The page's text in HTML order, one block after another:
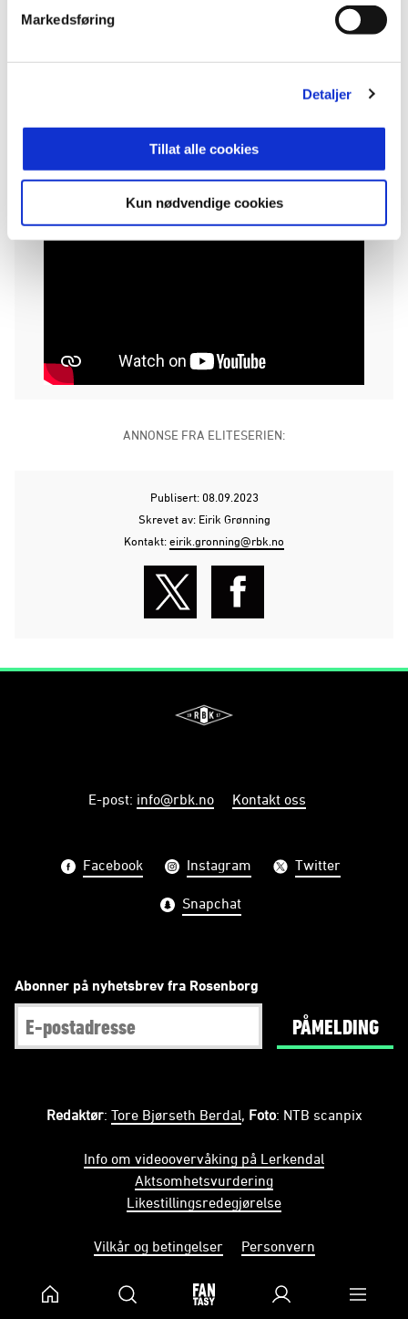
Markedsføring
Detaljer
Tillat alle cookies
Kun nødvendige cookies
Det har vært en lang prosess, men jeg vet hvor jeg
min. Da er naturligvis Rosenborg hjemmet mitt
Se hele intervjuet på Rosenborgs YouTube-kanal
eller i videovinduet under:
ANNONSE FRA ELITESERIEN:
Publisert: 08.09.2023
Skrevet av: Eirik Grønning
Kontakt:eirik.gronning@rbk.no
E-post: info@rbk.no Kontakt oss
Facebook Instagram Twitter
Snapchat
Abonner på nyhetsbrev fra Rosenborg
PÅMELDING
Redaktør: Tore Bjørseth Berdal, Foto: NTB scanpix
Info om videoovervåking på Lerkendal
Aktsomhetsvurdering
Likestillingsredegjørelse
Vilkår og betingelser Personvern